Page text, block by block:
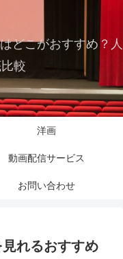
どこがおすすめ？人
較
洋画
動画配信サービス
お問い合わせ
れるおすすめ